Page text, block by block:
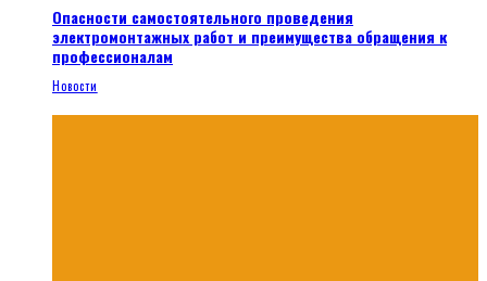
Опасности самостоятельного проведения
электромонтажных работ и преимущества обращения к
профессионалам
Новости